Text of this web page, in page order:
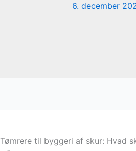
6. december
Tømrere til byggeri af skur: Hvad